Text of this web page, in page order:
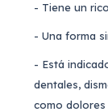
- Tiene un
- Una forma
- Está
dentales,
como